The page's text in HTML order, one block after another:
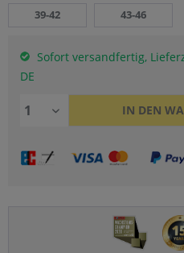
39-42
43-46
Sofort versandfertig,
DE
IN DEN